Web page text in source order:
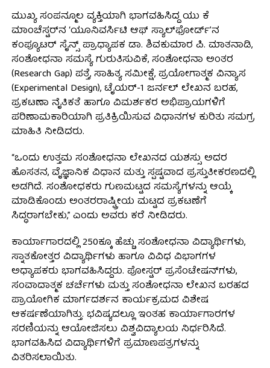
ಮುಖ್ಯ ಸಂಪನ್ಮೂಲ ವ್ಯಕ್ತಿಯಾಗಿ ಭಾಗವಹಿಸಿದ್ದ ಯು ಕೆ
ಮಾಂಚೆಸ್ಟರ್‌ನ ‘ಯೂನಿವರ್ಸಿಟಿ ಆಫ್ ಸ್ಯಾಲ್‌ಫೋರ್ಡ್’ನ
ಕಂಪ್ಯೂಟರ್ ಸೈನ್ಸ್ ಪ್ರಾಧ್ಯಾಪಕ ಡಾ. ಶಿವಕುಮಾರ ಪಿ. ಮಾತನಾಡಿ,
ಸಂಶೋಧನಾ ಸಮಸ್ಯೆ ಗುರುತಿಸುವಿಕೆ, ಸಂಶೋಧನಾ ಅಂತರ
(Research Gap) ಪತ್ತೆ, ಸಾಹಿತ್ಯ ಸಮೀಕ್ಷೆ, ಪ್ರಯೋಗಾತ್ಮಕ ವಿನ್ಯಾಸ
(Experimental Design), ಟೈಯರ್-1 ಜರ್ನಲ್ ಲೇಖನ ಬರಹ,
ಪ್ರಕಟಣಾ ನೈತಿಕತೆ ಹಾಗೂ ವಿಮರ್ಶಕರ ಅಭಿಪ್ರಾಯಗಳಿಗೆ
ಪರಿಣಾಮಕಾರಿಯಾಗಿ ಪ್ರತಿಕ್ರಿಯಿಸುವ ವಿಧಾನಗಳ ಕುರಿತು ಸಮಗ್ರ
ಮಾಹಿತಿ ನೀಡಿದರು.
“ಒಂದು ಉತ್ತಮ ಸಂಶೋಧನಾ ಲೇಖನದ ಯಶಸ್ಸು ಅದರ
ಹೊಸತನ, ವೈಜ್ಞಾನಿಕ ವಿಧಾನ ಮತ್ತು ಸ್ಪಷ್ಟವಾದ ಪ್ರಸ್ತುತೀಕರಣದಲ್ಲಿ
ಅಡಗಿದೆ. ಸಂಶೋಧಕರು ಗುಣಮಟ್ಟದ ಸಮಸ್ಯೆಗಳನ್ನು ಆಯ್ಕೆ
ಮಾಡಿಕೊಂಡು ಅಂತರರಾಷ್ಟ್ರೀಯ ಮಟ್ಟದ ಪ್ರಕಟಣೆಗೆ
ಸಿದ್ಧರಾಗಬೇಕು,” ಎಂದು ಅವರು ಕರೆ ನೀಡಿದರು.
ಕಾರ್ಯಾಗಾರದಲ್ಲಿ 250ಕ್ಕೂ ಹೆಚ್ಚು ಸಂಶೋಧನಾ ವಿದ್ಯಾರ್ಥಿಗಳು,
ಸ್ನಾತಕೋತ್ತರ ವಿದ್ಯಾರ್ಥಿಗಳು ಹಾಗೂ ವಿವಿಧ ವಿಭಾಗಗಳ
ಅಧ್ಯಾಪಕರು ಭಾಗವಹಿಸಿದ್ದರು. ಪೋಸ್ಟರ್ ಪ್ರಸೆಂಟೇಷನ್‌ಗಳು,
ಸಂವಾದಾತ್ಮಕ ಚರ್ಚೆಗಳು ಮತ್ತು ಸಂಶೋಧನಾ ಲೇಖನ ಬರಹದ
ಪ್ರಾಯೋಗಿಕ ಮಾರ್ಗದರ್ಶನ ಕಾರ್ಯಕ್ರಮದ ವಿಶೇಷ
ಆಕರ್ಷಣೆಯಾಗಿತ್ತು. ಭವಿಷ್ಯದಲ್ಲೂ ಇಂತಹ ಕಾರ್ಯಾಗಾರಗಳ
ಸರಣಿಯನ್ನು ಆಯೋಜಿಸಲು ವಿಶ್ವವಿದ್ಯಾಲಯ ನಿರ್ಧರಿಸಿದೆ.
ಭಾಗವಹಿಸಿದ ವಿದ್ಯಾರ್ಥಿಗಳಿಗೆ ಪ್ರಮಾಣಪತ್ರಗಳನ್ನು
ವಿತರಿಸಲಾಯಿತು.